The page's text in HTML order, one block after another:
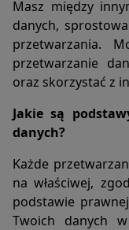
Masz między
danych,
przetwarzania.
przetwarzanie
oraz skorzystać z
Jakie są
danych?
Każde
na właściwej,
podstawie
Twoich danych
wynikającym z
6. Dane podane w
podmiotom
szczególności
posiadaczu
operatorami domen
którymi Operator
Informacja o plikach
1. Portal korzysta z
2. Pliki cookies (tzw.
informatyczne, w